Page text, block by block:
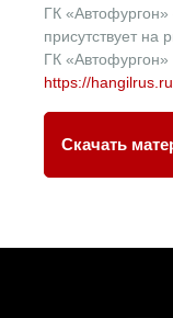
ГК
присутствует
ГК
https://
Скачать